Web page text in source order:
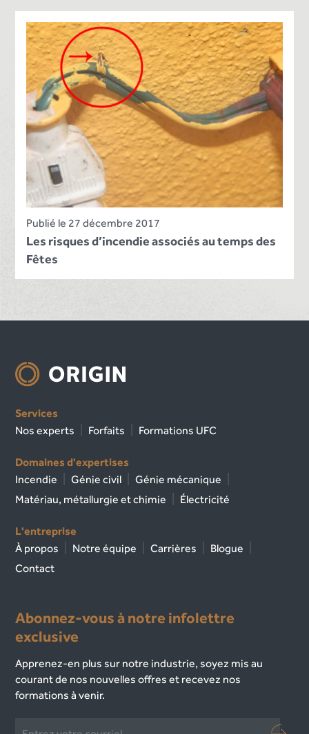
Publié le 27 décembre 2017
Les risques d’incendie associés au temps des
Fêtes
Services
Nos experts
Forfaits Formations UFC
Domaines d'expertises
Incendie
Génie civil
Génie mécanique
Matériau, métallurgie et chimie
Électricité
L'entreprise
À propos
Notre équipe Carrières
Blogue
Contact
Abonnez-vous à notre infolettre
exclusive
Apprenez-en plus sur notre industrie, soyez mis au
courant de nos nouvelles offres et recevez nos
formations à venir.